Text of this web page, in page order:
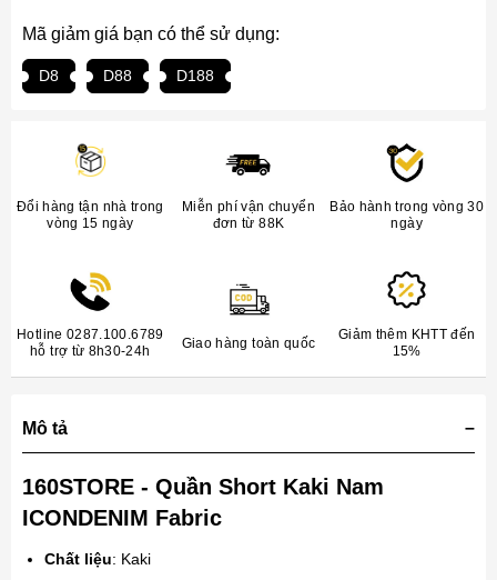
Mã giảm giá bạn có thể sử dụng:
D8 D88 D188
Đổi hàng tận nhà trong
vòng 15 ngày
Miễn phí vận chuyển
đơn từ 88K
Bảo hành trong vòng 30
ngày
Hotline 0287.100.6789
hỗ trợ từ 8h30-24h
Giao hàng toàn quốc
Giảm thêm KHTT đến
15%
Mô tả
160STORE - Quần Short Kaki Nam
ICONDENIM Fabric
Chất liệu: Kaki